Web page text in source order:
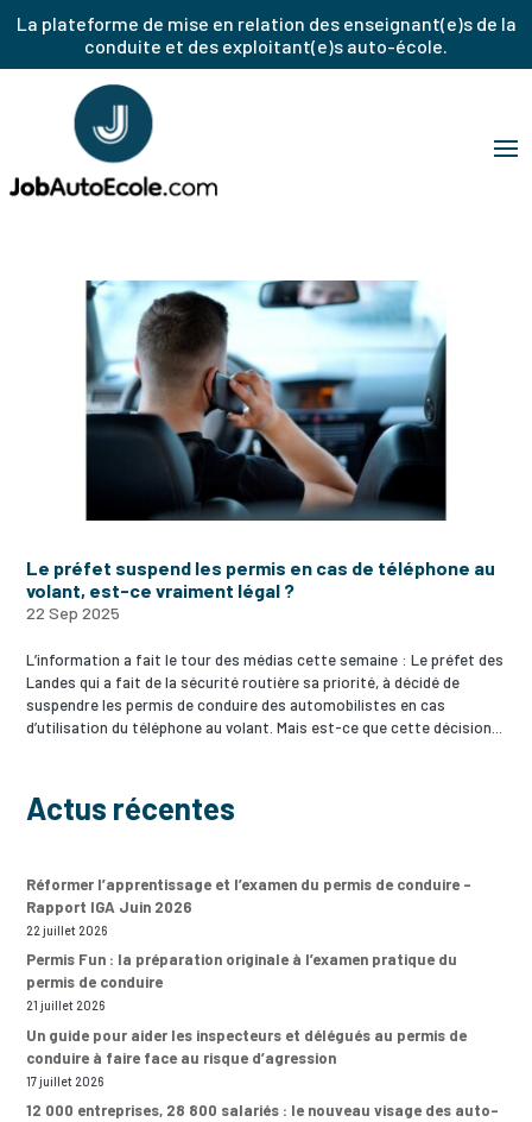
La plateforme de mise en relation des enseignant(e)s de la
conduite et des exploitant(e)s auto-école.
Le préfet suspend les permis en cas de téléphone au
volant, est-ce vraiment légal ?
22 Sep 2025
L’information a fait le tour des médias cette semaine : Le préfet des
Landes qui a fait de la sécurité routière sa priorité, à décidé de
suspendre les permis de conduire des automobilistes en cas
d’utilisation du téléphone au volant. Mais est-ce que cette décision...
Actus récentes
Réformer l’apprentissage et l’examen du permis de conduire –
Rapport IGA Juin 2026
22 juillet 2026
Permis Fun : la préparation originale à l’examen pratique du
permis de conduire
21 juillet 2026
Un guide pour aider les inspecteurs et délégués au permis de
conduire à faire face au risque d’agression
17 juillet 2026
12 000 entreprises, 28 800 salariés : le nouveau visage des auto-